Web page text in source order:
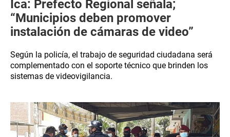
Ica: Prefecto Regional señala;
“Municipios deben promover
instalación de cámaras de video”
Según la policía, el trabajo de seguridad ciudadana será
complementado con el soporte técnico que brinden los
sistemas de videovigilancia.